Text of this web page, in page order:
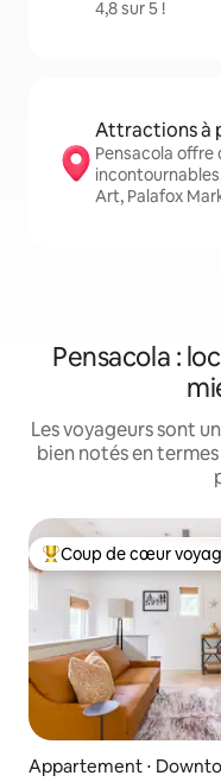
4,8 sur 5 !
Attractions à
Pensacola offre
Art, Palafox
Pensacola :
Les voyageurs sont
bien notés en
Coups de cœur
Coup de cœur
Appartement ⋅